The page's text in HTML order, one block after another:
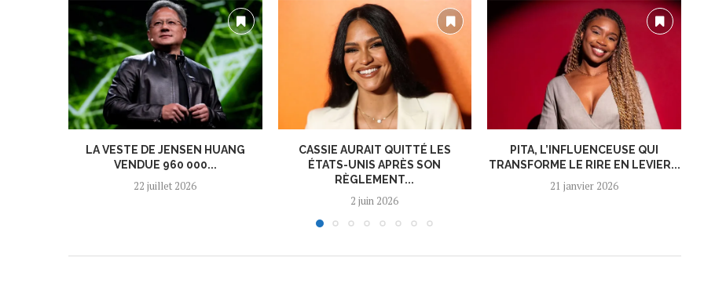
LA VESTE DE JENSEN HUANG
VENDUE 960 000...
22 juillet 2026
CASSIE AURAIT QUITTÉ LES
ÉTATS-UNIS APRÈS SON
RÈGLEMENT...
2 juin 2026
PITA, L’INFLUENCEUSE QUI
TRANSFORME LE RIRE EN LEVIER...
21 janvier 2026